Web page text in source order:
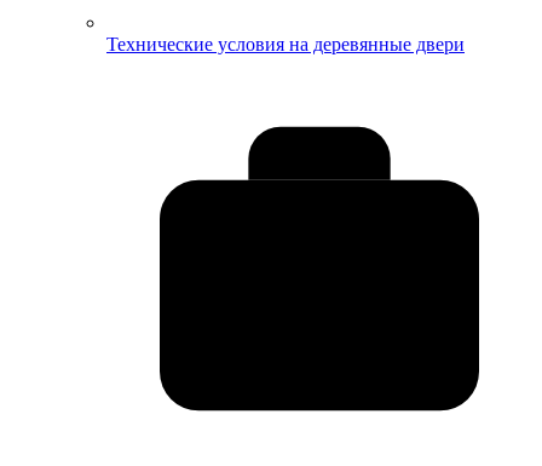
Технические условия на деревянные двери